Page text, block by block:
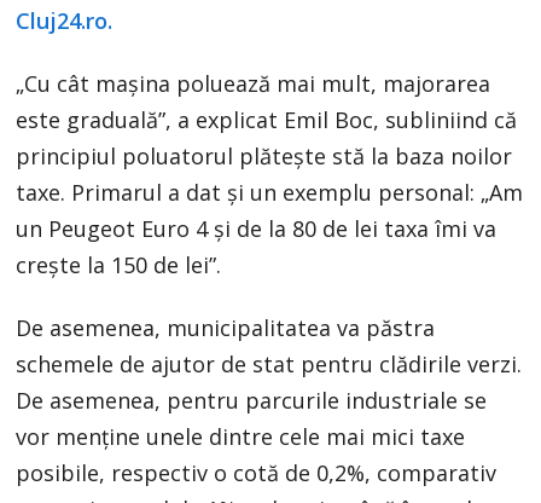
Cluj24.ro.
„Cu cât mașina poluează mai mult, majorarea
este graduală”, a explicat Emil Boc, subliniind că
principiul poluatorul plătește stă la baza noilor
taxe. Primarul a dat și un exemplu personal: „Am
un Peugeot Euro 4 și de la 80 de lei taxa îmi va
crește la 150 de lei”.
De asemenea, municipalitatea va păstra
schemele de ajutor de stat pentru clădirile verzi.
De asemenea, pentru parcurile industriale se
vor menține unele dintre cele mai mici taxe
posibile, respectiv o cotă de 0,2%, comparativ